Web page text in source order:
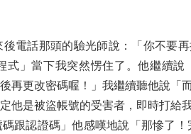
電話那頭的驗光師說：「你不要
式」當下我突然愣住了。他繼續
再更改密碼喔！」我繼續聽他說「
他是被盜帳號的受害者，即時打給
跟認證碼」他感嘆地說「那慘了